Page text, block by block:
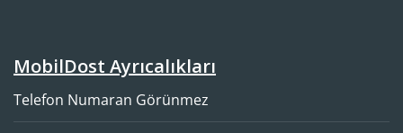
MobilDost Ayrıcalıkları
Telefon Numaran Görünmez